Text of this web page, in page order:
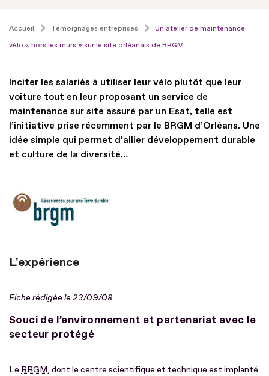
Accueil Témoignages entreprises
Un atelier de maintenance
vélo « hors les murs » sur le site orléanais de BRGM
Inciter les salariés à utiliser leur vélo plutôt que leur
voiture tout en leur proposant un service de
maintenance sur site assuré par un Esat, telle est
l’initiative prise récemment par le BRGM d’Orléans. Une
idée simple qui permet d’allier développement durable
et culture de la diversité…
L'expérience
Fiche rédigée le 23/09/08
Souci de l’environnement et partenariat avec le
secteur protégé
Le BRGM, dont le centre scientifique et technique est implanté